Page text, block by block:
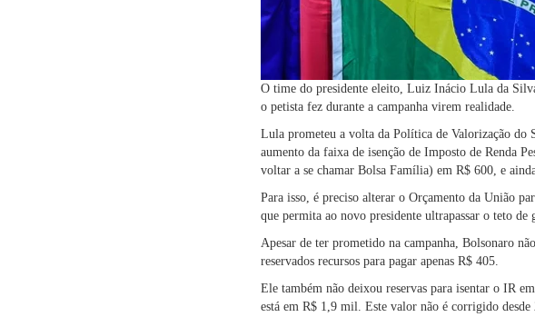
O time do presidente eleito, Luiz Inácio Lula da
o petista fez durante a campanha virem realidade.
Lula prometeu a volta da Política de Valorização
aumento da faixa de isenção de Imposto de Renda
voltar a se chamar Bolsa Família) em R$ 600, e
Para isso, é preciso alterar o Orçamento da União
que permita ao novo presidente ultrapassar o teto de
Apesar de ter prometido na campanha, Bolsonaro
reservados recursos para pagar apenas R$ 405.
Ele também não deixou reservas para isentar o IR
está em R$ 1,9 mil. Este valor não é corrigido